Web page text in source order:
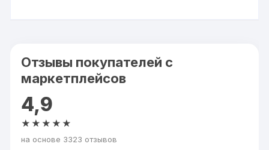
Отзывы покупателей с
маркетплейсов
4,9
★★★★★
на основе 3323 отзывов